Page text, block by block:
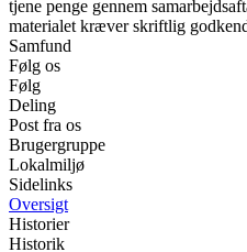
tjene penge gennem
materialet kræver skriftlig
Samfund
Følg os
Følg
Deling
Post fra os
Brugergruppe
Lokalmiljø
Sidelinks
Oversigt
Historier
Historik